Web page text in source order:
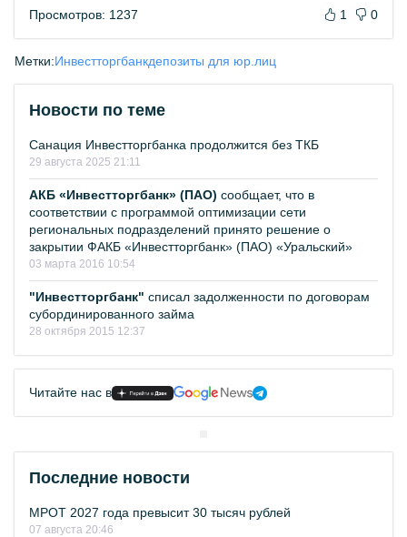
Просмотров: 1237 1 0
Метки:Инвестторгбанкдепозиты для юр.лиц
Новости по теме
Санация Инвестторгбанка продолжится без ТКБ
29 августа 2025 21:11
АКБ «Инвестторгбанк» (ПАО) сообщает, что в
соответствии с программой оптимизации сети
региональных подразделений принято решение о
закрытии ФАКБ «Инвестторгбанк» (ПАО) «Уральский»
03 марта 2016 10:54
"Инвестторгбанк" списал задолженности по договорам
субординированного займа
28 октября 2015 12:37
Читайте нас в
Последние новости
МРОТ 2027 года превысит 30 тысяч рублей
07 августа 20:46